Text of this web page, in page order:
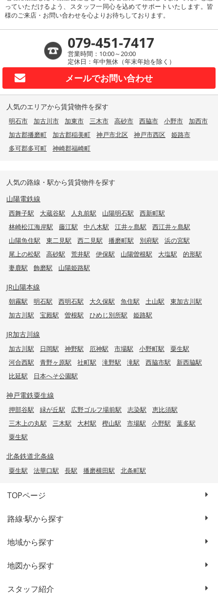
っていただけるよう、スタッフ一同心を込めてサポートいたします。皆
様のご来店・お問い合わせを心よりお待ちしております。
079-451-7417
営業時間：10:00～20:00
定休日：年中無休（年末年始を除く）
メールでお問い合わせ
人気のエリアから賃貸物件を探す
明石市 加古川市 加東市 三木市 高砂市 西脇市 小野市
加西市
加古郡播磨町
加古郡稲美町 神戸市北区 神戸市西区
姫路市
多可郡多可町
神崎郡福崎町
人気の路線・駅から賃貸物件を探す
山陽電鉄線
西舞子駅 大蔵谷駅 人丸前駅 山陽明石駅
西新町駅
林崎松江海岸駅
藤江駅 中八木駅 江井ヶ島駅
西江井ヶ島駅
山陽魚住駅
東二見駅 西二見駅 播磨町駅 別府駅
浜の宮駅
尾上の松駅
高砂駅 荒井駅 伊保駅 山陽曽根駅 大塩駅
的形駅
妻鹿駅
飾磨駅 山陽姫路駅
JR山陽本線
朝霧駅 明石駅 西明石駅 大久保駅 魚住駅 土山駅
東加古川駅
加古川駅
宝殿駅 曽根駅 ひめじ別所駅 姫路駅
JR加古川線
加古川駅 日岡駅 神野駅 厄神駅 市場駅 小野町駅
粟生駅
河合西駅
青野ヶ原駅 社町駅 滝野駅 滝駅 西脇市駅
新西脇駅
比延駅
日本へそ公園駅
神戸電鉄粟生線
押部谷駅 緑が丘駅 広野ゴルフ場前駅 志染駅
恵比須駅
三木上の丸駅
三木駅 大村駅 樫山駅 市場駅 小野駅
葉多駅
粟生駅
北条鉄道北条線
粟生駅 法華口駅 長駅 播磨横田駅 北条町駅
TOPページ
路線·駅から探す
地域から探す
地図から探す
スタッフ紹介